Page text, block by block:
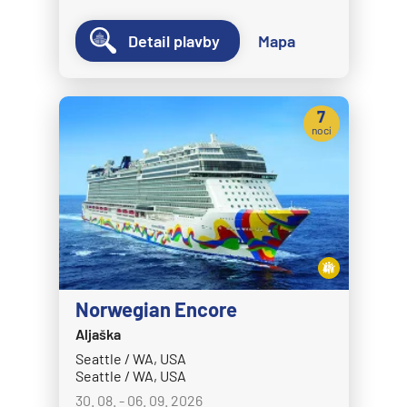
MSC Fantasia
MSC Grandiosa
MSC Magnifica
MSC Meraviglia
MSC Musica
MSC Opera
MSC Orchestra
MSC Poesia
MSC Preziosa
MSC Seascape
MSC Seashore
MSC Seaside
Detail plavby Mapa
Norwegian Encore
Aljaška
Seattle / WA, USA
Seattle / WA, USA
30. 08. - 06. 09. 2026
7
nocí